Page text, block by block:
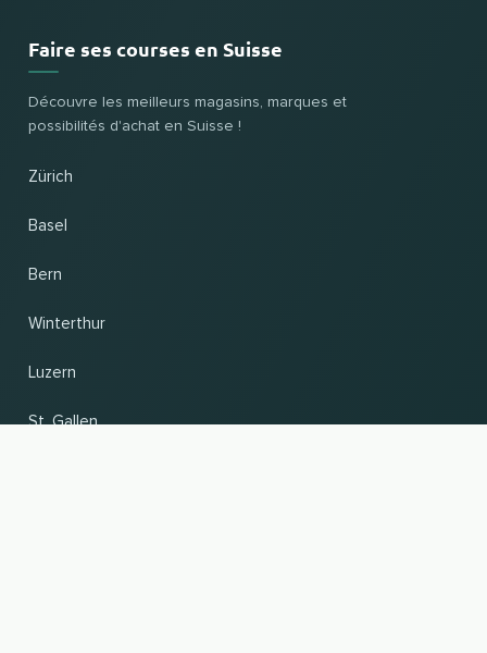
Faire ses courses en Suisse
Découvre les meilleurs magasins, marques et
possibilités d'achat en Suisse !
Zürich
Basel
Bern
Winterthur
Luzern
St. Gallen